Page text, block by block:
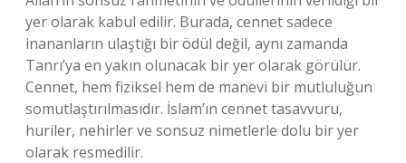
yer olarak kabul edilir. Burada, cennet sadece
inananların ulaştığı bir ödül değil, aynı zamanda
Tanrı’ya en yakın olunacak bir yer olarak görülür.
Cennet, hem fiziksel hem de manevi bir mutluluğun
somutlaştırılmasıdır. İslam’ın cennet tasavvuru,
huriler, nehirler ve sonsuz nimetlerle dolu bir yer
olarak resmedilir.